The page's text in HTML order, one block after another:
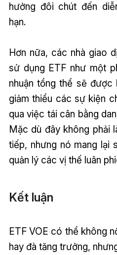
hưởng đôi chút đến
hạn.
Hơn nữa, các nhà giao
sử dụng ETF như một
nhuận tổng thể sẽ
giảm thiểu các sự kiện
qua việc tái cân bằng
Mặc dù đây không phải
tiếp, nhưng nó mang lại
quản lý các vị thế luân
Kết luận
ETF VOE có thể không
hay đà tăng trưởng,